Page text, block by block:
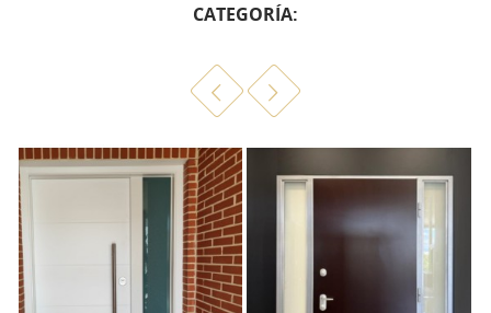
CATEGORÍA: